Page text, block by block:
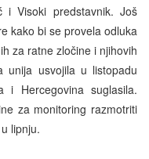
i Visoki predstavnik. Još
kako bi se provela odluka
za ratne zločine i njihovih
unija usvojila u listopadu
Hercegovina suglasila.
za monitoring razmotriti
lipnju.